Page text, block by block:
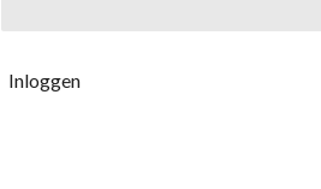
Inloggen